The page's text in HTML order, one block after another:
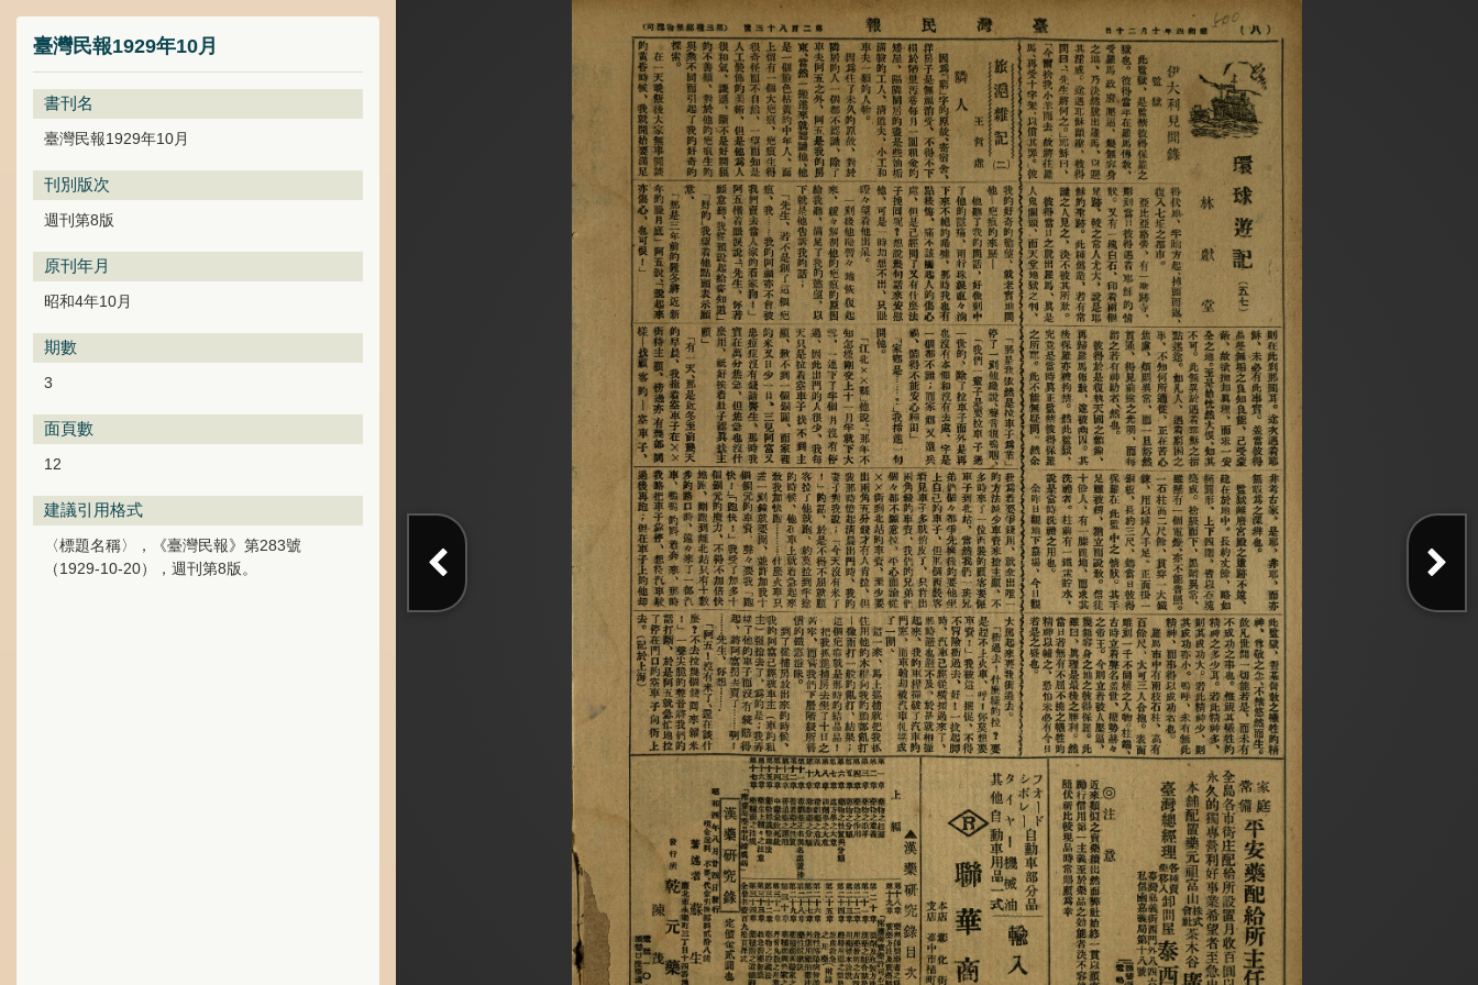
臺灣民報1929年10月
書刊名
臺灣民報1929年10月
刊別版次
週刊第8版
原刊年月
昭和4年10月
期數
3
面頁數
12
建議引用格式
〈標題名稱〉，《臺灣民報》第283號
（1929-10-20），週刊第8版。